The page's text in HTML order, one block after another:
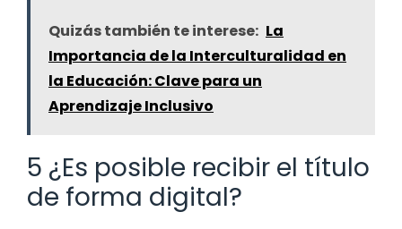
Quizás también te interese: La
Importancia de la Interculturalidad en
la Educación: Clave para un
Aprendizaje Inclusivo
5 ¿Es posible recibir el título
de forma digital?